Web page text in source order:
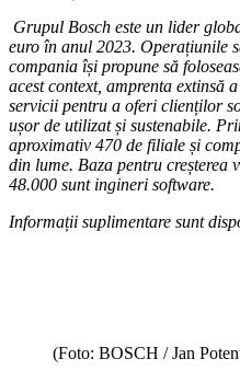
Grupul Bosch este un lider
euro în anul 2023. Operațiunile
compania își propune să
acest context, amprenta extinsă
servicii pentru a oferi clienților
ușor de utilizat și sustenabile.
aproximativ 470 de filiale și
din lume. Baza pentru creșterea
48.000 sunt ingineri software.
Informații suplimentare sunt
(Foto: BOSCH / Jan